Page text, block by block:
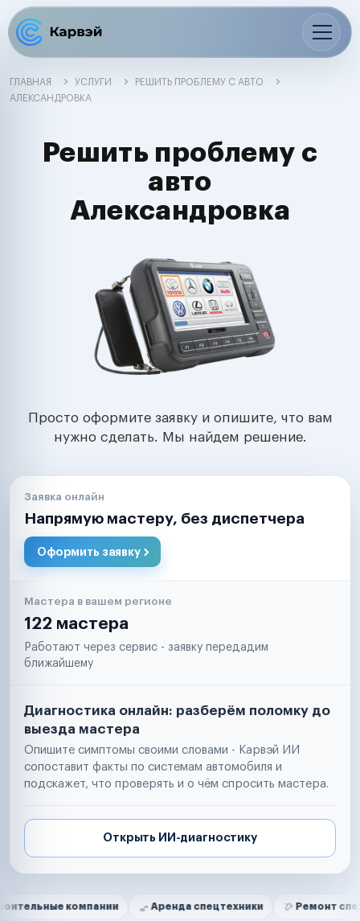
ГЛАВНАЯ УСЛУГИ
РЕШИТЬ ПРОБЛЕМУ С АВТО
АЛЕКСАНДРОВКА
Решить проблему с
авто
Александровка
Просто оформите заявку и опишите, что вам
нужно сделать. Мы найдем решение.
Заявка онлайн
Напрямую мастеру, без диспетчера
Оформить заявку
Мастера в вашем регионе
122 мастера
Работают через сервис - заявку передадим
ближайшему
Диагностика онлайн: разберём поломку до
выезда мастера
Опишите симптомы своими словами - Карвэй ИИ
сопоставит факты по системам автомобиля и
подскажет, что проверять и о чём спросить мастера.
Открыть ИИ-диагностику
Нам доверяют
компании Аренда спецтехники Ремонт спецтехники
Маркетплейсы